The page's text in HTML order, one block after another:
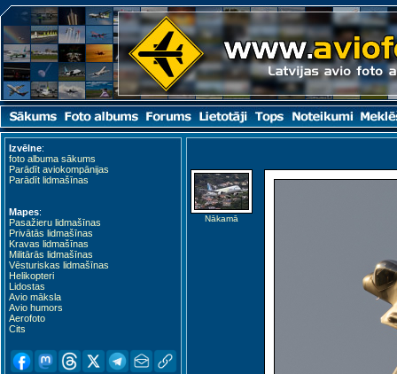
Izvēlne:
foto albuma sākums
Parādīt aviokompānijas
Parādīt lidmašīnas
Mapes:
Pasažieru lidmašīnas
Privātās lidmašīnas
Kravas lidmašīnas
Militārās lidmašīnas
Vēsturiskas lidmašīnas
Helikopteri
Lidostas
Avio māksla
Avio humors
Aerofoto
Cits
Nākamā